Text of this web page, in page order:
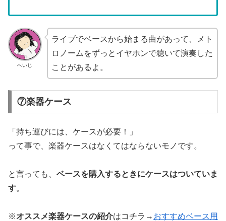
へいじ
ライブでベースから始まる曲があって、メト
ロノームをずっとイヤホンで聴いて演奏した
ことがあるよ。
⑦楽器ケース
「持ち運びには、ケースが必要！」
って事で、楽器ケースはなくてはならないモノです。
と言っても、 ベースを購入するときにケースはついていま
す。
※オススメ楽器ケースの紹介はコチラ→ おすすめベース用